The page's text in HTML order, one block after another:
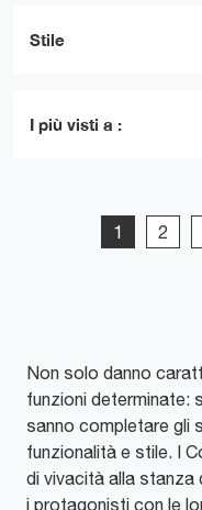
Stile
I più visti a :
1 2
Non solo danno
funzioni determinate:
sanno completare gli
funzionalità e stile. I
di vivacità alla
i protagonisti con le